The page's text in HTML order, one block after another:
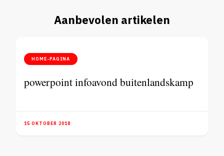
Aanbevolen artikelen
HOME-PAGINA
powerpoint infoavond buitenlandskamp
15 OKTOBER 2018